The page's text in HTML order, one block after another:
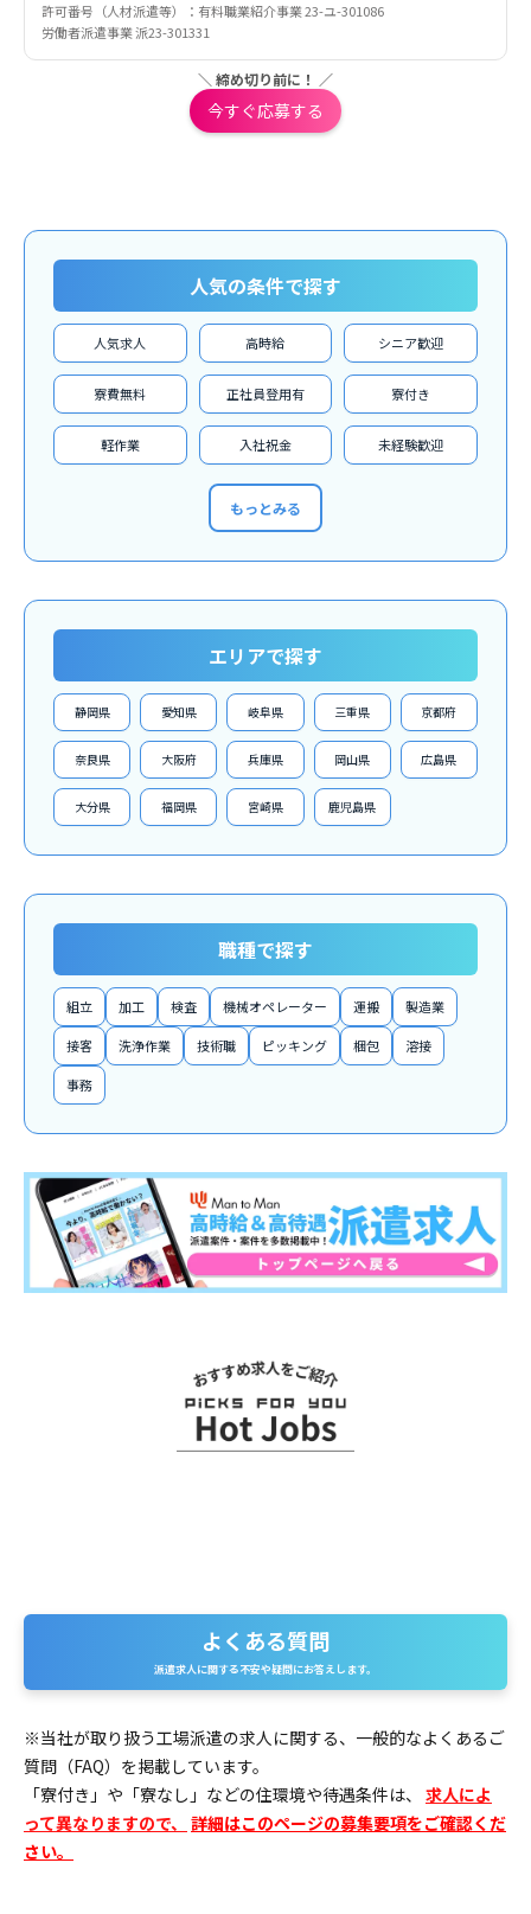
許可番号（人材派遣等）：有料職業紹介事業 23-ユ-301086
労働者派遣事業 派23-301331
＼ 締め切り前に！ ／
今すぐ応募する
人気の条件で探す
人気求人 高時給 シニア歓迎
寮費無料 正社員登用有 寮付き
軽作業 入社祝金 未経験歓迎
もっとみる
エリアで探す
静岡県 愛知県 岐阜県 三重県 京都府
奈良県 大阪府 兵庫県 岡山県 広島県
大分県 福岡県 宮崎県 鹿児島県
職種で探す
組立 加工 検査 機械オペレーター 運搬 製造業
接客 洗浄作業 技術職 ピッキング 梱包 溶接
事務
よくある質問
派遣求人に関する不安や疑問にお答えします。
※当社が取り扱う工場派遣の求人に関する、一般的なよくあるご
質問（FAQ）を掲載しています。
「寮付き」や「寮なし」などの住環境や待遇条件は、 求人によ
って異なりますので、 詳細はこのページの募集要項をご確認くだ
さい。